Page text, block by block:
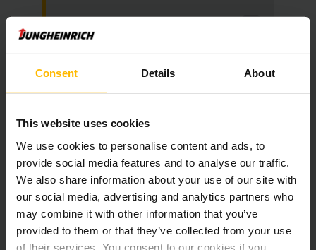
Consent Details About
This website uses cookies
We use cookies to personalise content and ads, to
provide social media features and to analyse our traffic.
We also share information about your use of our site with
our social media, advertising and analytics partners who
may combine it with other information that you’ve
provided to them or that they’ve collected from your use
of their services. You consent to our cookies if you
Vložený obsah vyžaduje
souhlas.
Bohužel tento obsah není k dispozici
v důsledku aktuálních cookies
preferencí.
Přijměte prosím „marketingové“ cookies k
zobrazení tohoto obsahu.
POVOLIT SOUBORY COOKIE